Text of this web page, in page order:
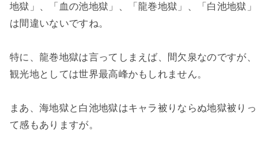
地獄」、「血の池地獄」、「龍巻地獄」、「白池地獄」
は間違いないですね。
特に、龍巻地獄は言ってしまえば、間欠泉なのですが、
観光地としては世界最高峰かもしれません。
まあ、海地獄と白池地獄はキャラ被りならぬ地獄被りっ
て感もありますが。